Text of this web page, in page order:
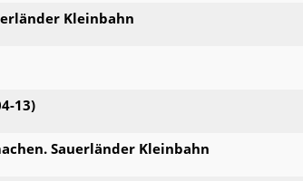
Kleinbahn
13)
Sauerländer Kleinbahn